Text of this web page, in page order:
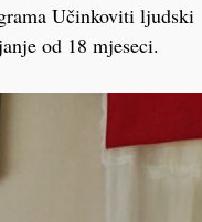
Učinkoviti ljudski
od 18 mjeseci.